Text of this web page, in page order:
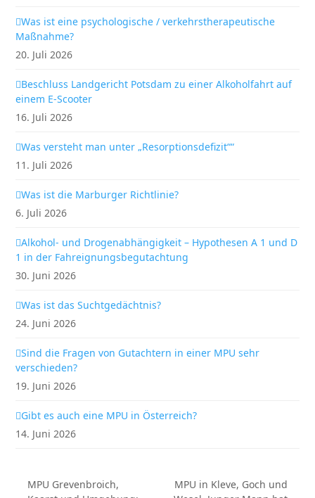
Was ist eine psychologische / verkehrstherapeutische
Maßnahme?
20. Juli 2026
Beschluss Landgericht Potsdam zu einer Alkoholfahrt auf
einem E-Scooter
16. Juli 2026
Was versteht man unter „Resorptionsdefizit““
11. Juli 2026
Was ist die Marburger Richtlinie?
6. Juli 2026
Alkohol- und Drogenabhängigkeit – Hypothesen A 1 und D
1 in der Fahreignungsbegutachtung
30. Juni 2026
Was ist das Suchtgedächtnis?
24. Juni 2026
Sind die Fragen von Gutachtern in einer MPU sehr
verschieden?
19. Juni 2026
Gibt es auch eine MPU in Österreich?
14. Juni 2026
MPU Grevenbroich,
MPU in Kleve, Goch und